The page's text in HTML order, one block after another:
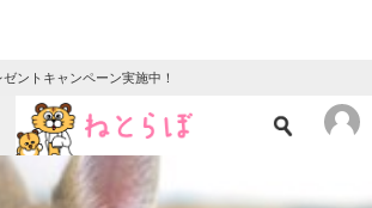
ントキャンペーン実施中！
ニュース